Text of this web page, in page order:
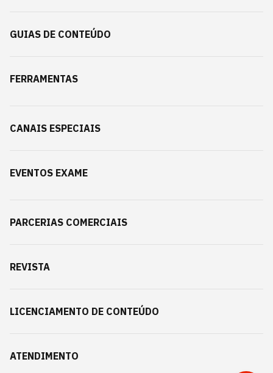
GUIAS DE CONTEÚDO
FERRAMENTAS
CANAIS ESPECIAIS
EVENTOS EXAME
PARCERIAS COMERCIAIS
REVISTA
LICENCIAMENTO DE CONTEÚDO
ATENDIMENTO